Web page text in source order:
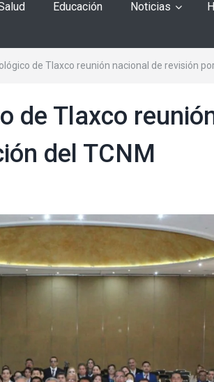
Educación Noticias
de Tlaxco reunión nacional de revisión
de Tlaxco
del TCNM